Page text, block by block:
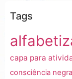
Tags
capa para
consciência negra